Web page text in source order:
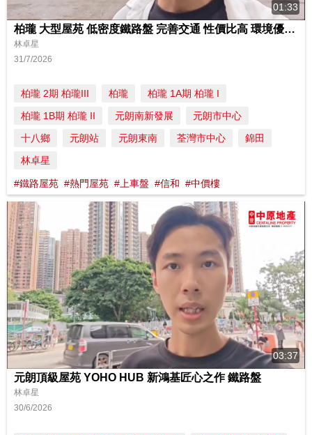
01:33
柏瓏 大型屋苑 低密度鐵路盤 完善交通 性價比高 環境優美 水世界
林卓星
31/7/2026
柏瓏 2期 柏瓏III 柏瓏
柏瓏 1A期 柏瓏 I
柏瓏 1B期 柏瓏 II
元朗南新發展
元朗市中心
十八鄉
元朗站 元朗東南 荃灣市中心
錦田
林卓星
#鐵路屋苑 #熱門屋苑 #上車盤 #信和 #中價樓
03:37
元朗頂級屋苑 YOHO HUB 新鴻基匠心之作 鐵路盤
林卓星
30/6/2026